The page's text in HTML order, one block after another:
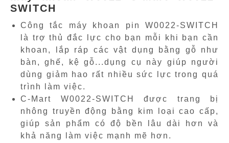
SWITCH
Công tắc máy khoan pin W0022-SWITCH
là trợ thủ đắc lực cho bạn mỗi khi bạn cần
khoan, lắp ráp các vật dụng bằng gỗ như
bàn, ghế, kệ gỗ...dụng cụ này giúp người
dùng giảm hao rất nhiều sức lực trong quá
trình làm việc.
C-Mart W0022-SWITCH được trang bị
nhông truyền động bằng kim loại cao cấp,
giúp sản phẩm có độ bền lâu dài hơn và
khả năng làm việc mạnh mẽ hơn.